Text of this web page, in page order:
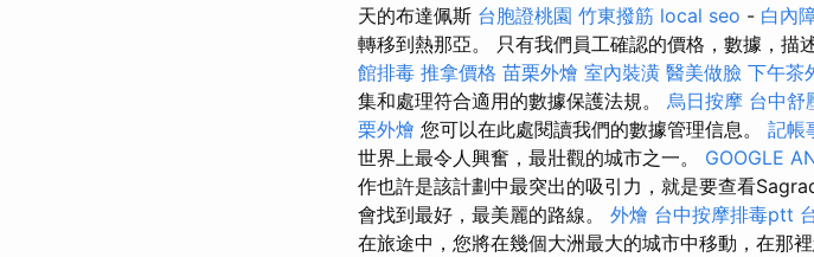
天的布達佩斯 台胞證桃園 竹東撥筋 local seo - 白內
轉移到熱那亞。 只有我們員工確認的價格，數據，描
館排毒 推拿價格 苗栗外燴 室內裝潢 醫美做臉 下午茶
集和處理符合適用的數據保護法規。 烏日按摩 台中舒
栗外燴 您可以在此處閱讀我們的數據管理信息。 記帳
世界上最令人興奮，最壯觀的城市之一。 GOOGLE
作也許是該計劃中最突出的吸引力，就是要查看
會找到最好，最美麗的路線。 外燴 台中按摩排毒ptt
在旅途中，您將在幾個大洲最大的城市中移動，在那